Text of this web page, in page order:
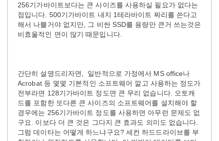
256기가바이트보다는 큰 사이즈를 사용하실 필요가 없다는
점입니다. 500기가바이트 내지 1테라바이트 짜리를 쓴다고
해서 나쁠거야 없지만, 그 비싼 SSD를 용량만 큰거 쓰는것은
비효울적인 면이 많기 때문입니다.
간단히 설명드리자면, 일반적으로 가정에서 MS office나
Acrobat 등 몇몇 기본적인 소프트웨어 깔고 사용하는 정도가
전부라면 128기가바이트 정도면 큰 무리 없습니다. 오토캐
드를 포함한 또다른 큰 사이즈의 소프트웨어를 설치해야 할
경우에는 256기가바이트 정도를 사용하면 아무런 문제도 없
구요. 이보다 더 큰 것은 그다지 큰 효과도 의미도 없습니다.
그럼 데이타는 어떻게 하느냐구요? 세컨 하드드라이브를 부